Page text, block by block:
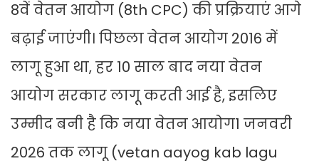
8वें वेतन आयोग (8th CPC) की प्रक्रियाएं आगे
बढ़ाई जाएंगी। पिछला वेतन आयोग 2016 में
लागू हुआ था, हर 10 साल बाद नया वेतन
आयोग सरकार लागू करती आई है, इसलिए
उम्मीद बनी है कि नया वेतन आयोग1 जनवरी
2026 तक लागू (vetan aayog kab lagu